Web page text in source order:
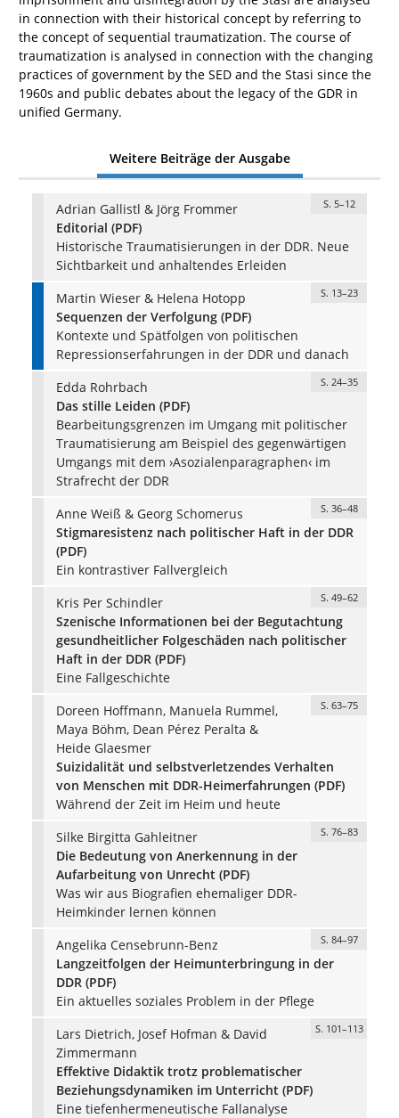
in connection with their historical concept by referring to
the concept of sequential traumatization. The course of
traumatization is analysed in connection with the changing
practices of government by the SED and the Stasi since the
1960s and public debates about the legacy of the GDR in
unified Germany.
Weitere Beiträge der Ausgabe
Adrian Gallistl & Jörg Frommer S. 5–12
Editorial (PDF)
Historische Traumatisierungen in der DDR. Neue
Sichtbarkeit und anhaltendes Erleiden
Martin Wieser & Helena Hotopp
S. 13–23
Sequenzen der Verfolgung (PDF)
Kontexte und Spätfolgen von politischen
Repressionserfahrungen in der DDR und danach
Edda Rohrbach
S. 24–35
Das stille Leiden (PDF)
Bearbeitungsgrenzen im Umgang mit politischer
Traumatisierung am Beispiel des gegenwärtigen
Umgangs mit dem ›Asozialenparagraphen‹ im
Strafrecht der DDR
Anne Weiß & Georg Schomerus
S. 36–48
Stigmaresistenz nach politischer Haft in der DDR
(PDF)
Ein kontrastiver Fallvergleich
Kris Per Schindler
S. 49–62
Szenische Informationen bei der Begutachtung
gesundheitlicher Folgeschäden nach politischer
Haft in der DDR (PDF)
Eine Fallgeschichte
Doreen Hoffmann, Manuela Rummel,
Maya Böhm, Dean Pérez Peralta &
Heide Glaesmer
S. 63–75
Suizidalität und selbstverletzendes Verhalten
von Menschen mit DDR-Heimerfahrungen (PDF)
Während der Zeit im Heim und heute
Silke Birgitta Gahleitner
S. 76–83
Die Bedeutung von Anerkennung in der
Aufarbeitung von Unrecht (PDF)
Was wir aus Biografien ehemaliger DDR-
Heimkinder lernen können
Angelika Censebrunn-Benz
S. 84–97
Langzeitfolgen der Heimunterbringung in der
DDR (PDF)
Ein aktuelles soziales Problem in der Pflege
Lars Dietrich, Josef Hofman & David
Zimmermann
S. 101–113
Effektive Didaktik trotz problematischer
Beziehungsdynamiken im Unterricht (PDF)
Eine tiefenhermeneutische Fallanalyse